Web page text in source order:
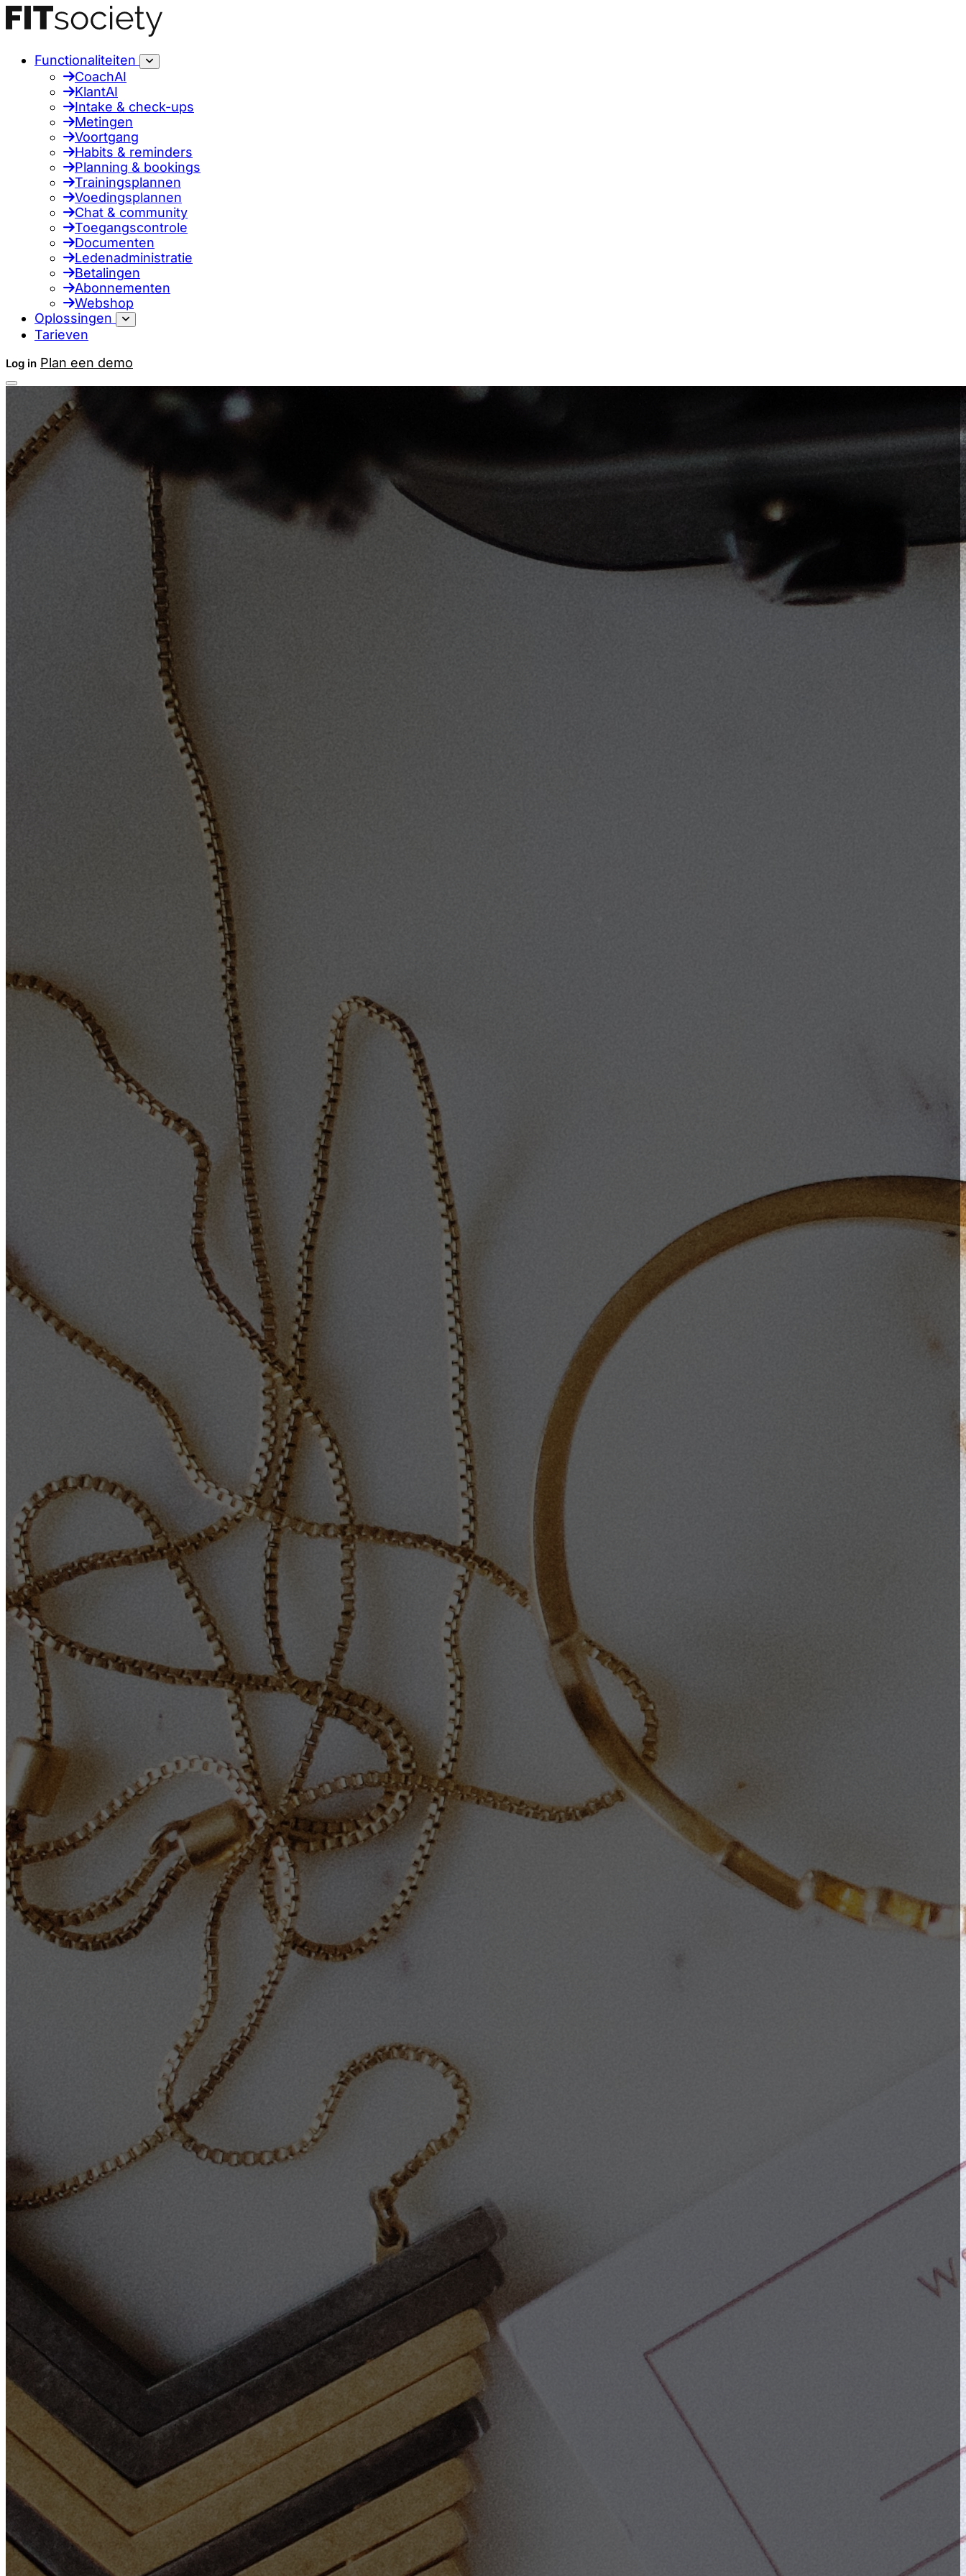
Functionaliteiten
CoachAI
KlantAI
Intake & check-ups
Metingen
Voortgang
Habits & reminders
Planning & bookings
Trainingsplannen
Voedingsplannen
Chat & community
Toegangscontrole
Documenten
Ledenadministratie
Betalingen
Abonnementen
Webshop
Oplossingen
Tarieven
Log in Plan een demo